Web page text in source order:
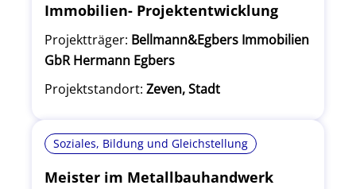
Immobilien- Projektentwicklung
Projektträger: Bellmann&Egbers Immobilien
GbR Hermann Egbers
Projektstandort: Zeven, Stadt
Soziales, Bildung und Gleichstellung
Meister im Metallbauhandwerk